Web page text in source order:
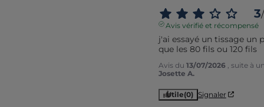
3/
Avis vérifié et récompensé
j'ai essayé un tissage un
que les 80 fils ou 120 fils
Avis du 13/07/2026
, suite à
Josette A.
Utile(0) Signaler